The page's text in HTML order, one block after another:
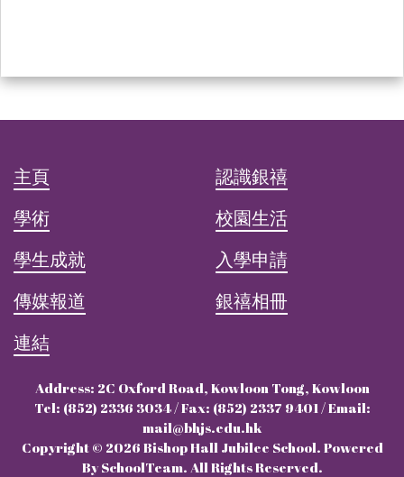
主頁
認識銀禧
學術
校園生活
學生成就
入學申請
傳媒報道
銀禧相冊
連結
Address: 2C Oxford Road, Kowloon Tong, Kowloon
Tel: (852) 2336 3034 / Fax: (852) 2337 9401 / Email:
mail@bhjs.edu.hk
Copyright © 2026 Bishop Hall Jubilee School. Powered
By SchoolTeam. All Rights Reserved.